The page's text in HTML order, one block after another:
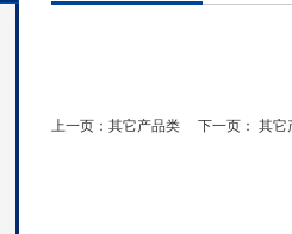
上一页： 其它产品类 下一页： 其它